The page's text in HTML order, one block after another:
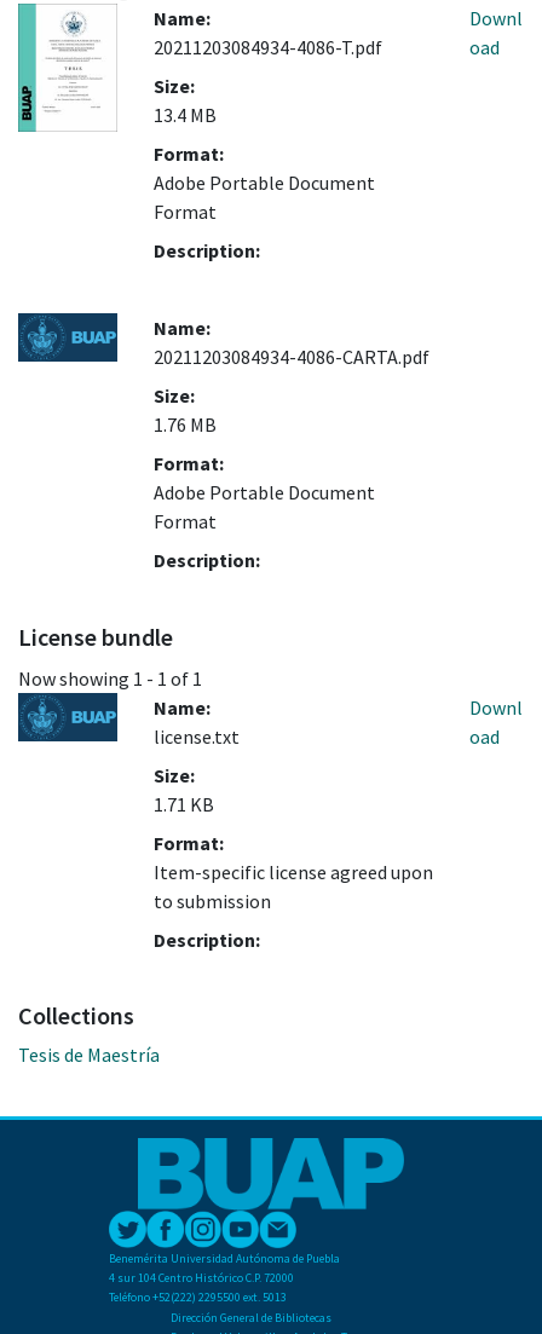
Name:
20211203084934-4086-T.pdf
Size:
13.4 MB
Format:
Adobe Portable Document
Format
Description:
Downl
oad
Name:
20211203084934-4086-CARTA.pdf
Size:
1.76 MB
Format:
Adobe Portable Document
Format
Description:
License bundle
Now showing 1 - 1 of 1
Name:
license.txt
Size:
1.71 KB
Format:
Item-specific license agreed upon
to submission
Description:
Downl
oad
Collections
Tesis de Maestría
Benemérita Universidad Autónoma de Puebla
4 sur 104 Centro Histórico C.P. 72000
Teléfono +52(222) 2295500 ext. 5013
Dirección General de Bibliotecas